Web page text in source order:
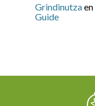
Grindinutzaen
Guide